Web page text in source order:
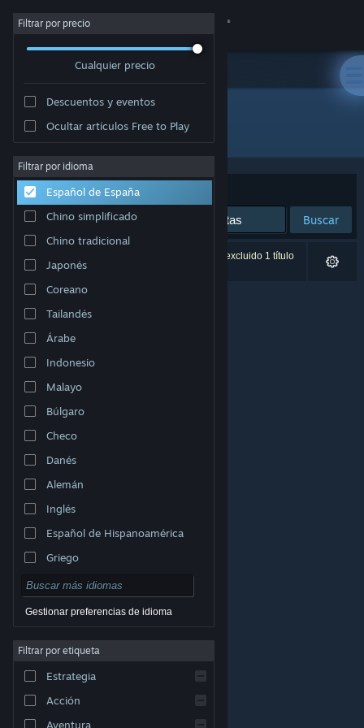
Iniciar sesión
Acerca de
Soporte
Cambiar idioma
Descargar Steam Mobile
Ver versión clásica
© Valve Corporation. Todos los derechos reservados.
respectivos dueños en EE. UU. y otros países.
Acuerdo de Suscriptor a Steam
Cookies
Filtrar por precio
Cualquier precio
Descuentos y eventos
Ocultar artículos Free to Play
Filtrar por idioma
Español de España
Chino simplificado
Chino tradicional
Japonés
Coreano
Tailandés
Árabe
Indonesio
Malayo
Búlgaro
Checo
Danés
Alemán
Inglés
Español de Hispanoamérica
Griego
Gestionar preferencias de idioma
Filtrar por etiqueta
Estrategia
Acción
Aventura
Desarrollador: Oktay ŞAHİN
Ordenar por Relevancia
Buscar
0 resultados coinciden con la búsqueda. Se ha excluido 1 título
basándose en tus preferencias.